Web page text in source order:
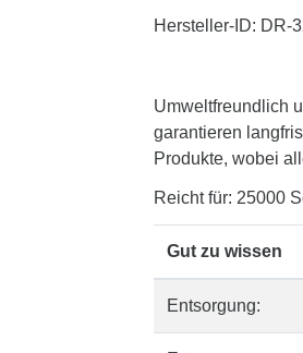
Hersteller-ID: DR-
Umweltfreundlich
garantieren
Produkte, wobei
Reicht für: 25000
Gut zu wissen
Entsorgung: